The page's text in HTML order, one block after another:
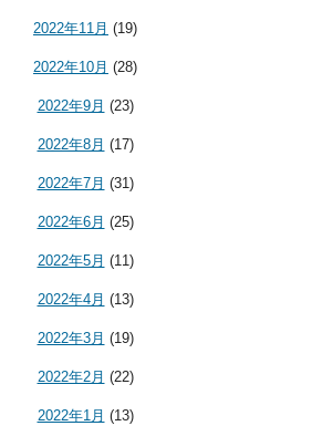
2022年11月 (19)
2022年10月 (28)
2022年9月 (23)
2022年8月 (17)
2022年7月 (31)
2022年6月 (25)
2022年5月 (11)
2022年4月 (13)
2022年3月 (19)
2022年2月 (22)
2022年1月 (13)